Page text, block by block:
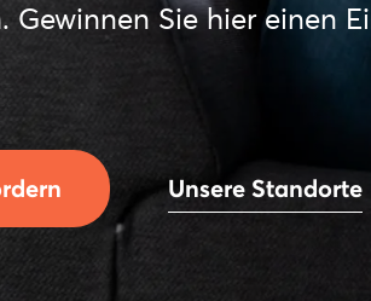
Sie hier einen
Unsere Standorte